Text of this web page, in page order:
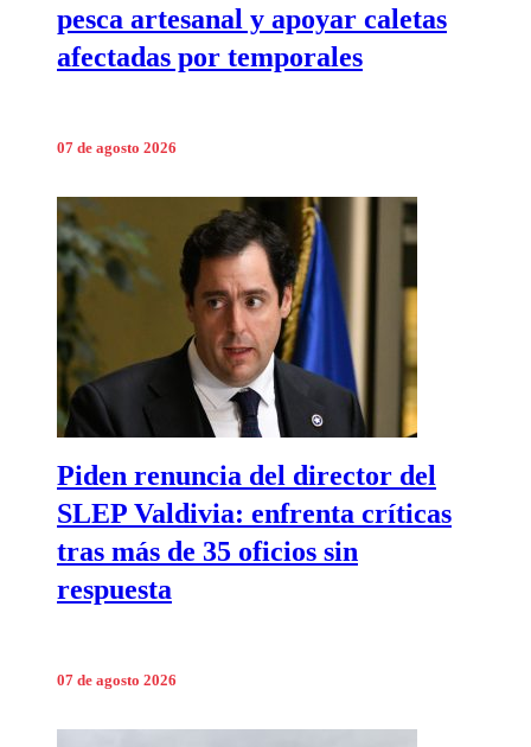
pesca artesanal y apoyar caletas
afectadas por temporales
07 de agosto 2026
Piden renuncia del director del
SLEP Valdivia: enfrenta críticas
tras más de 35 oficios sin
respuesta
07 de agosto 2026